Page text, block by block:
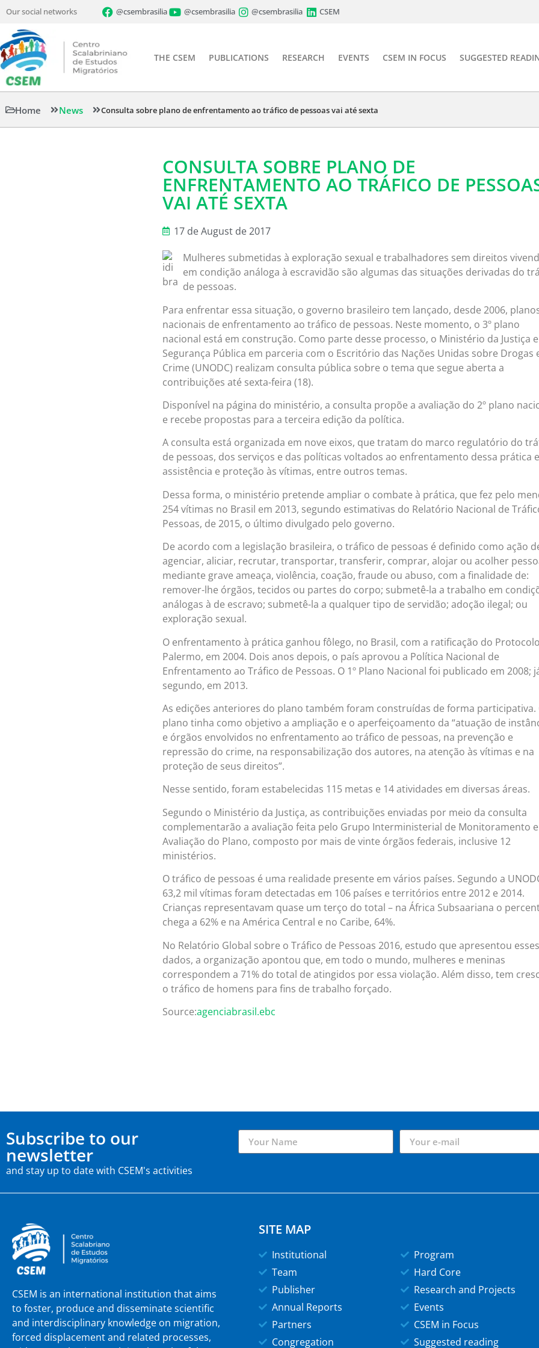
Our social networks @csembrasilia @csembrasilia @csembrasilia CSEM
THE CSEM PUBLICATIONS RESEARCH EVENTS CSEM IN FOCUS SUGGESTED
Home News Consulta sobre plano de enfrentamento ao tráfico de pessoas vai até sexta
CONSULTA SOBRE PLANO DE
ENFRENTAMENTO AO TRÁFICO DE
VAI ATÉ SEXTA
17 de August de 2017
Mulheres submetidas à exploração sexual e trabalhadores sem direitos
em condição análoga à escravidão são algumas das situações derivadas do
de pessoas.
Para enfrentar essa situação, o governo brasileiro tem lançado, desde 2006,
nacionais de enfrentamento ao tráfico de pessoas. Neste momento, o 3º plano
nacional está em construção. Como parte desse processo, o Ministério da Justiça e
Segurança Pública em parceria com o Escritório das Nações Unidas sobre Drogas
Crime (UNODC) realizam consulta pública sobre o tema que segue aberta a
contribuições até sexta-feira (18).
Disponível na página do ministério, a consulta propõe a avaliação do 2º plano
e recebe propostas para a terceira edição da política.
A consulta está organizada em nove eixos, que tratam do marco regulatório do
de pessoas, dos serviços e das políticas voltados ao enfrentamento dessa prática
assistência e proteção às vítimas, entre outros temas.
Dessa forma, o ministério pretende ampliar o combate à prática, que fez pelo
254 vítimas no Brasil em 2013, segundo estimativas do Relatório Nacional de
Pessoas, de 2015, o último divulgado pelo governo.
De acordo com a legislação brasileira, o tráfico de pessoas é definido como ação
agenciar, aliciar, recrutar, transportar, transferir, comprar, alojar ou acolher
mediante grave ameaça, violência, coação, fraude ou abuso, com a finalidade de:
remover-lhe órgãos, tecidos ou partes do corpo; submetê-la a trabalho em
análogas à de escravo; submetê-la a qualquer tipo de servidão; adoção ilegal; ou
exploração sexual.
O enfrentamento à prática ganhou fôlego, no Brasil, com a ratificação do
Palermo, em 2004. Dois anos depois, o país aprovou a Política Nacional de
Enfrentamento ao Tráfico de Pessoas. O 1º Plano Nacional foi publicado em 2008;
segundo, em 2013.
As edições anteriores do plano também foram construídas de forma participativa.
plano tinha como objetivo a ampliação e o aperfeiçoamento da “atuação de
e órgãos envolvidos no enfrentamento ao tráfico de pessoas, na prevenção e
repressão do crime, na responsabilização dos autores, na atenção às vítimas e na
proteção de seus direitos”.
Nesse sentido, foram estabelecidas 115 metas e 14 atividades em diversas áreas.
Segundo o Ministério da Justiça, as contribuições enviadas por meio da consulta
complementarão a avaliação feita pelo Grupo Interministerial de Monitoramento e
Avaliação do Plano, composto por mais de vinte órgãos federais, inclusive 12
ministérios.
O tráfico de pessoas é uma realidade presente em vários países. Segundo a
63,2 mil vítimas foram detectadas em 106 países e territórios entre 2012 e 2014.
Crianças representavam quase um terço do total – na África Subsaariana o
chega a 62% e na América Central e no Caribe, 64%.
No Relatório Global sobre o Tráfico de Pessoas 2016, estudo que apresentou esses
dados, a organização apontou que, em todo o mundo, mulheres e meninas
correspondem a 71% do total de atingidos por essa violação. Além disso, tem
o tráfico de homens para fins de trabalho forçado.
Source:agenciabrasil.ebc
Subscribe to our
newsletter
and stay up to date with CSEM's activities
CSEM is an international institution that aims
to foster, produce and disseminate scientific
and interdisciplinary knowledge on migration,
forced displacement and related processes,
SITE MAP
Institutional
Team
Publisher
Annual Reports
Partners
Congregation
Program
Hard Core
Research and Projects
Events
CSEM in Focus
Suggested reading